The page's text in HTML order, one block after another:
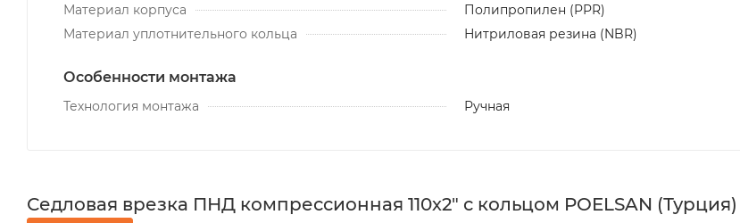
Материал корпуса
Полипропилен (PPR)
Материал уплотнительного кольца
Нитриловая резина (NBR)
Особенности монтажа
Технология монтажа Ручная
Седловая врезка ПНД компрессионная 110х2" с кольцом POELSAN